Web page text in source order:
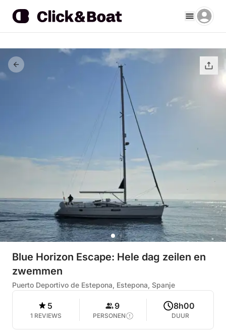
Blue Horizon Escape: Hele dag zeilen en
zwemmen
Puerto Deportivo de Estepona, Estepona, Spanje
5
1 REVIEWS
9
PERSONEN
8h00
DUUR